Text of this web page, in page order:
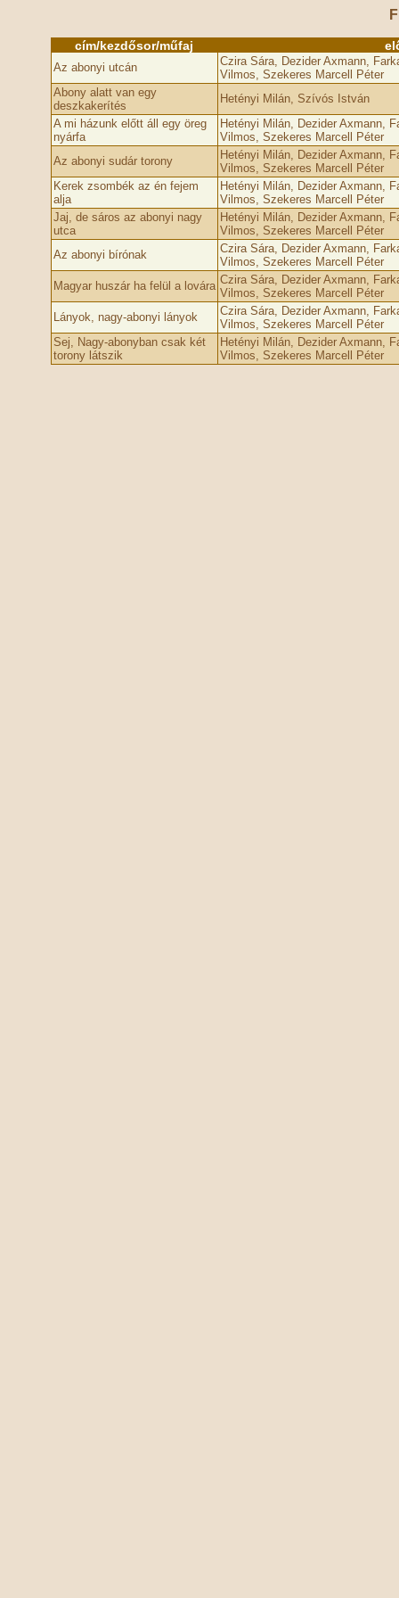
cím/kezdősor/műfaj
Az abonyi utcán
Czira Sára, Dezider Axmann,
Vilmos, Szekeres Marcell Péter
Abony alatt van egy
deszkakerítés
Hetényi Milán, Szívós István
A mi házunk előtt áll egy öreg
nyárfa
Hetényi Milán, Dezider Axmann,
Vilmos, Szekeres Marcell Péter
Az abonyi sudár torony
Hetényi Milán, Dezider Axmann,
Vilmos, Szekeres Marcell Péter
Kerek zsombék az én fejem
alja
Hetényi Milán, Dezider Axmann,
Vilmos, Szekeres Marcell Péter
Jaj, de sáros az abonyi nagy
utca
Hetényi Milán, Dezider Axmann,
Vilmos, Szekeres Marcell Péter
Az abonyi bírónak
Czira Sára, Dezider Axmann,
Vilmos, Szekeres Marcell Péter
Magyar huszár ha felül a lovára Czira Sára, Dezider Axmann,
Vilmos, Szekeres Marcell Péter
Lányok, nagy-abonyi lányok
Czira Sára, Dezider Axmann,
Vilmos, Szekeres Marcell Péter
Sej, Nagy-abonyban csak két
torony látszik
Hetényi Milán, Dezider Axmann,
Vilmos, Szekeres Marcell Péter